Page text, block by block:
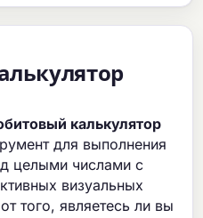
калькулятор
для выполнения
целыми числами с
визуальных
того, являетесь ли вы